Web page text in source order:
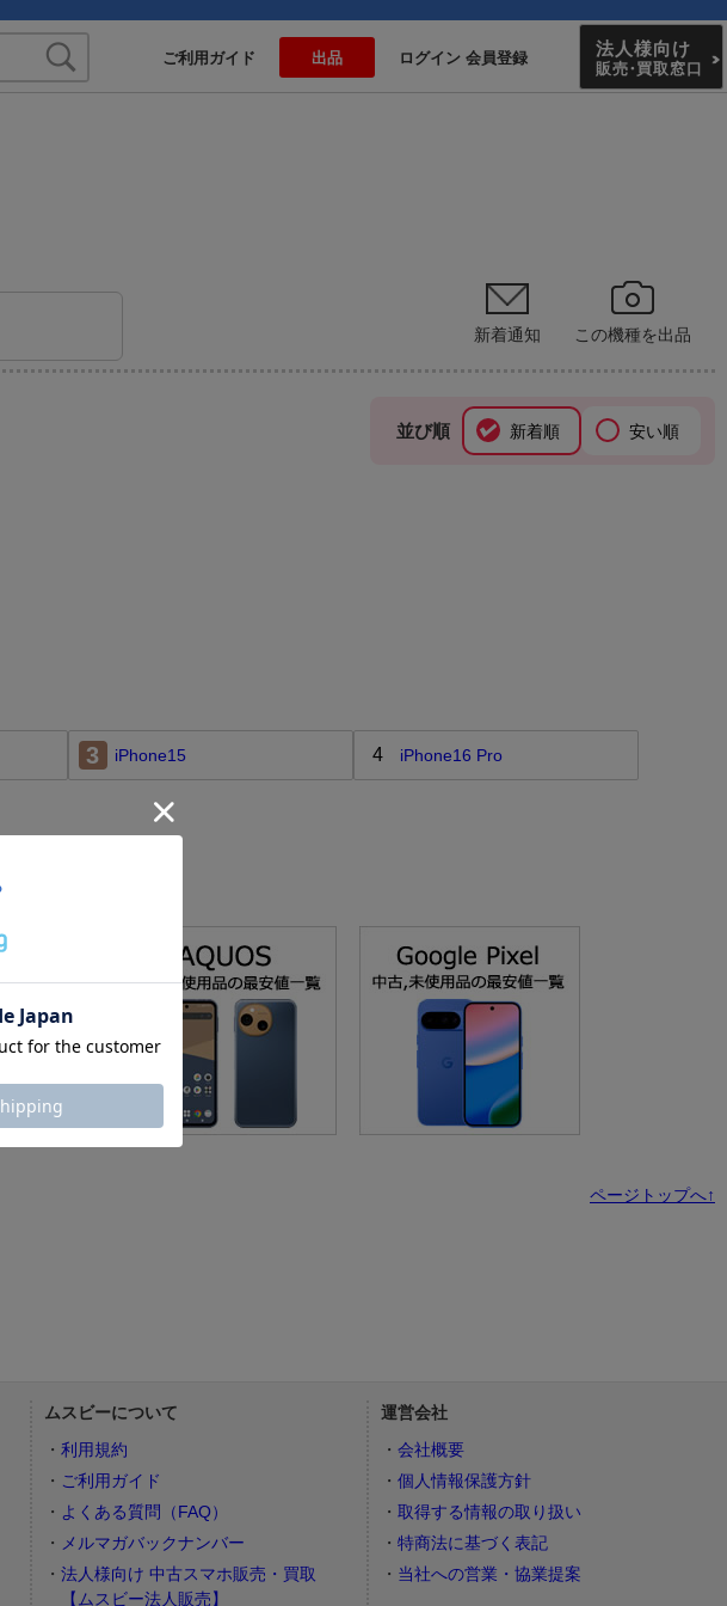
ご利用ガイド 出品 ログイン 会員登録 法人様向け
販売・買取窓口
新着通知 この機種を出品
並び順 新着順 安い順
3 iPhone15 4 iPhone16 Pro
ページトップへ↑
ムスビーについて
利用規約
ご利用ガイド
よくある質問（FAQ）
メルマガバックナンバー
法人様向け 中古スマホ販売・買取
【ムスビー法人販売】
運営会社
会社概要
個人情報保護方針
取得する情報の取り扱い
特商法に基づく表記
当社への営業・協業提案